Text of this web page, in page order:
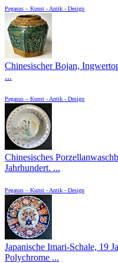
Pegasus – Kunst - Antik - Design
Chinesischer Bojan,
...
Pegasus – Kunst - Antik - Design
Chinesisches
Jahrhundert. ...
Pegasus – Kunst - Antik - Design
Japanische Imari-Schale, 19
Polychrome ...